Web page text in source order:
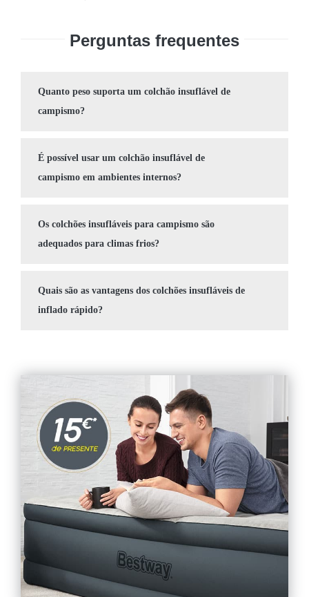
Perguntas frequentes
Quanto peso suporta um colchão insuflável de
campismo?
É possível usar um colchão insuflável de
campismo em ambientes internos?
Os colchões insufláveis para campismo são
adequados para climas frios?
Quais são as vantagens dos colchões insufláveis de
inflado rápido?